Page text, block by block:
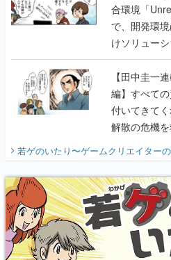
合環境「
で、開発環
けソリュー
に行って、
【田中圭一
編】すべての
付いてきて
解散の危機
『少年ジャ
り】
若ゲのいたり〜ゲームクリエイター